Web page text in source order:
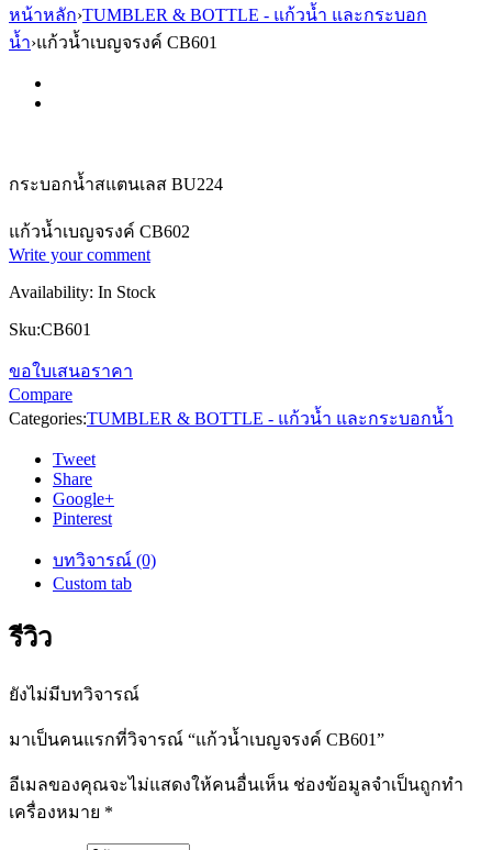
หน้าหลัก›TUMBLER & BOTTLE - แก้วน้ำ และกระบอก
น้ำ›แก้วน้ำเบญจรงค์ CB601
กระบอกน้ำสแตนเลส BU224
แก้วน้ำเบญจรงค์ CB602
Write your comment
Availability: In Stock
Sku:CB601
ขอใบเสนอราคา
Compare
Categories:TUMBLER & BOTTLE - แก้วน้ำ และกระบอกน้ำ
Tweet
Share
Google+
Pinterest
บทวิจารณ์ (0)
Custom tab
รีวิว
ยังไม่มีบทวิจารณ์
มาเป็นคนแรกที่วิจารณ์ “แก้วน้ำเบญจรงค์ CB601”
อีเมลของคุณจะไม่แสดงให้คนอื่นเห็น ช่องข้อมูลจำเป็นถูกทำ
เครื่องหมาย *